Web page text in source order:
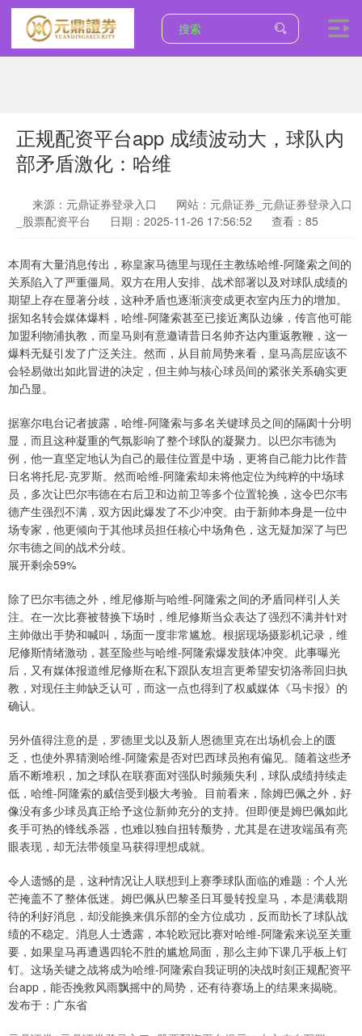
正规配资平台app 成绩波动大，球队内
部矛盾激化：哈维
来源：元鼎证券登录入口
网站：元鼎证券_元鼎证券登录入口
_股票配资平台
日期：2025-11-26 17:56:52 查看：85
本周有大量消息传出，称皇家马德里与现任主教练哈维-阿隆索之间的
关系陷入了严重僵局。双方在用人安排、战术部署以及对球队成绩的
期望上存在显著分歧，这种矛盾也逐渐演变成更衣室内压力的增加。
据知名转会媒体爆料，哈维-阿隆索甚至已接近离队边缘，传言他可能
加盟利物浦执教，而皇马则有意邀请昔日名帅齐达内重返教鞭，这一
爆料无疑引发了广泛关注。然而，从目前局势来看，皇马高层应该不
会轻易做出如此冒进的决定，但主帅与核心球员间的紧张关系确实更
加凸显。
据塞尔电台记者披露，哈维-阿隆索与多名关键球员之间的隔阂十分明
显，而且这种凝重的气氛影响了整个球队的凝聚力。以巴尔韦德为
例，他一直坚定地认为自己的最佳位置是中场，更将自己能力比作昔
日名将托尼-克罗斯。然而哈维-阿隆索却未将他定位为纯粹的中场球
员，多次让巴尔韦德在右后卫和边前卫等多个位置轮换，这令巴尔韦
德产生强烈不满，双方因此爆发了不少冲突。由于新帅本身是一位中
场专家，他更倾向于其他球员担任核心中场角色，这无疑加深了与巴
尔韦德之间的战术分歧。
展开剩余59%
除了巴尔韦德之外，维尼修斯与哈维-阿隆索之间的矛盾同样引人关
注。在一次比赛被替换下场时，维尼修斯当众表达了强烈不满并针对
主帅做出手势和喊叫，场面一度非常尴尬。根据现场摄影机记录，维
尼修斯情绪激动，甚至险些与哈维-阿隆索爆发肢体冲突。此事曝光
后，又有媒体报道维尼修斯在私下跟队友坦言更希望安切洛蒂回归执
教，对现任主帅缺乏认可，而这一点也得到了权威媒体《马卡报》的
确认。
另外值得注意的是，罗德里戈以及新人恩德里克在出场机会上的匮
乏，也使外界猜测哈维-阿隆索是否对巴西球员抱有偏见。随着这些矛
盾不断堆积，加之球队在联赛面对强队时频频失利，球队成绩持续走
低，哈维-阿隆索的威信受到极大考验。目前看来，除姆巴佩之外，好
像没有多少球员真正给予这位新帅充分的支持。但即便是姆巴佩如此
炙手可热的锋线杀器，也难以独自扭转颓势，尤其是在进攻端虽有亮
眼表现，却无法带领皇马获得理想成就。
令人遗憾的是，这种情况让人联想到上赛季球队面临的难题：个人光
芒掩盖不了整体低迷。姆巴佩从巴黎圣日耳曼转投皇马，本是满载期
待的利好消息，却没能换来俱乐部的全方位成功，反而助长了球队战
绩的不稳定。消息人士透露，本轮欧冠比赛对哈维-阿隆索来说至关重
要，如果皇马再遭遇四轮不胜的尴尬局面，那么主帅下课几乎板上钉
钉。这场关键之战将成为哈维-阿隆索自我证明的决战时刻正规配资平
台app，能否挽救风雨飘摇中的局势，还有待赛场上的结果来揭晓。
发布于：广东省
沪深300 4694.44 +43.13 +0.93%
北证50 1134.24 +11.37 +1.01%